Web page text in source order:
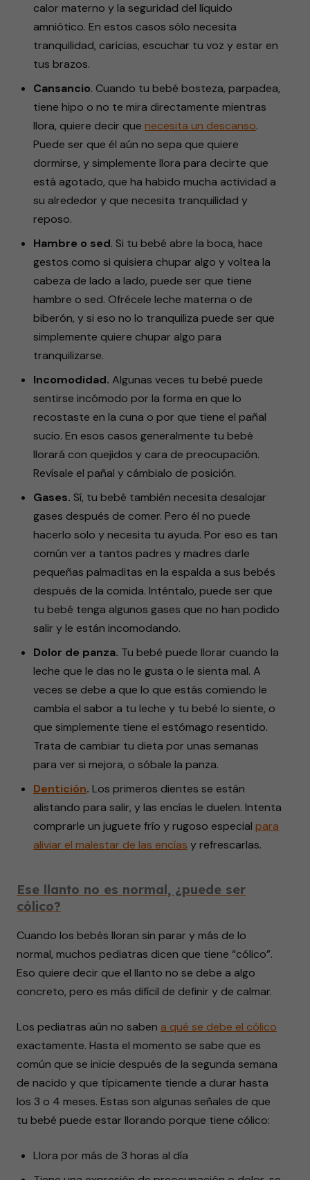
calor materno y la seguridad del líquido
amniótico. En estos casos sólo necesita
tranquilidad, caricias, escuchar tu voz y estar en
tus brazos.
Cansancio. Cuando tu bebé bosteza, parpadea,
tiene hipo o no te mira directamente mientras
llora, quiere decir que necesita un descanso.
Puede ser que él aún no sepa que quiere
dormirse, y simplemente llora para decirte que
está agotado, que ha habido mucha actividad a
su alrededor y que necesita tranquilidad y
reposo.
Hambre o sed. Si tu bebé abre la boca, hace
gestos como si quisiera chupar algo y voltea la
cabeza de lado a lado, puede ser que tiene
hambre o sed. Ofrécele leche materna o de
biberón, y si eso no lo tranquiliza puede ser que
simplemente quiere chupar algo para
tranquilizarse.
Incomodidad. Algunas veces tu bebé puede
sentirse incómodo por la forma en que lo
recostaste en la cuna o por que tiene el pañal
sucio. En esos casos generalmente tu bebé
llorará con quejidos y cara de preocupación.
Revísale el pañal y cámbialo de posición.
Gases. Sí, tu bebé también necesita desalojar
gases después de comer. Pero él no puede
hacerlo solo y necesita tu ayuda. Por eso es tan
común ver a tantos padres y madres darle
pequeñas palmaditas en la espalda a sus bebés
después de la comida. Inténtalo, puede ser que
tu bebé tenga algunos gases que no han podido
salir y le están incomodando.
Dolor de panza. Tu bebé puede llorar cuando la
leche que le das no le gusta o le sienta mal. A
veces se debe a que lo que estás comiendo le
cambia el sabor a tu leche y tu bebé lo siente, o
que simplemente tiene el estómago resentido.
Trata de cambiar tu dieta por unas semanas
para ver si mejora, o sóbale la panza.
Dentición. Los primeros dientes se están
alistando para salir, y las encías le duelen. Intenta
comprarle un juguete frío y rugoso especial para
aliviar el malestar de las encías y refrescarlas.
Ese llanto no es normal, ¿puede ser
cólico?
Cuando los bebés lloran sin parar y más de lo
normal, muchos pediatras dicen que tiene “cólico”.
Eso quiere decir que el llanto no se debe a algo
concreto, pero es más difícil de definir y de calmar.
Los pediatras aún no saben a qué se debe el cólico
exactamente. Hasta el momento se sabe que es
común que se inicie después de la segunda semana
de nacido y que típicamente tiende a durar hasta
los 3 o 4 meses. Estas son algunas señales de que
tu bebé puede estar llorando porque tiene cólico:
Llora por más de 3 horas al día